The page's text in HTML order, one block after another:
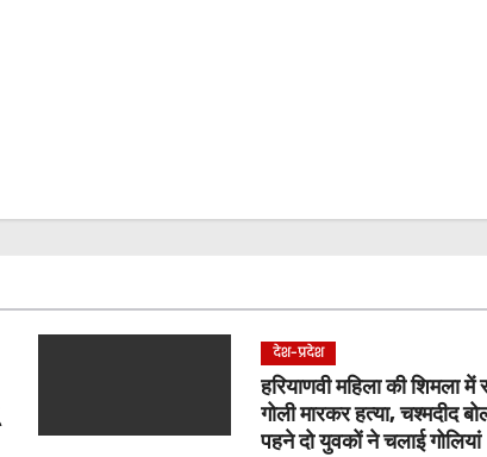
देश-प्रदेश
हरियाणवी महिला की शिमला
गोली मारकर हत्या, चश्मदीद
पहने दो युवकों ने चलाई गोलियां